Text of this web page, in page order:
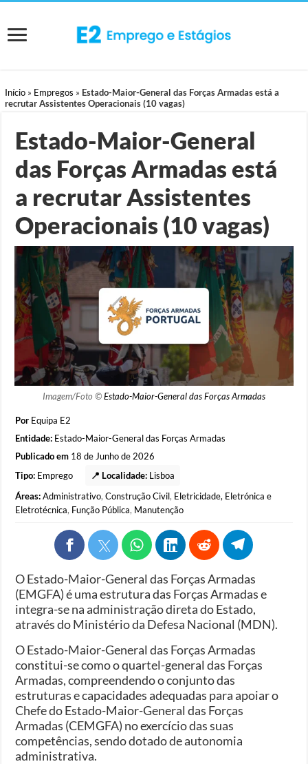
Início » Empregos » Estado-Maior-General das Forças Armadas está a
recrutar Assistentes Operacionais (10 vagas)
Estado-Maior-General
das Forças Armadas está
a recrutar Assistentes
Operacionais (10 vagas)
Imagem/Foto ©Estado-Maior-General das Forças Armadas
Por Equipa E2
Entidade: Estado-Maior-General das Forças Armadas
Publicado em 18 de Junho de 2026
Tipo: Emprego 📍 Localidade: Lisboa
Áreas: Administrativo,Construção Civil, Eletricidade, Eletrónica e
Eletrotécnica, Função Pública, Manutenção
​​O Estado-Maior-General das Forças Armadas
(EMGFA) é uma estrutura das Forças Armadas e
integra-se na administração direta do Estado,
através do Ministério da Defesa Nacional (MDN).
O Estado-Maior-General das Forças Armadas
constitui-se como o quartel-general das Forças
Armadas, compreendendo o conjunto das
estruturas e capacidades adequadas para apoiar o
Chefe do Estado-Maior-General das Forças
Armadas (CEMGFA) no exercício das suas
competências, sendo dotado de autonomia
administrativa.​